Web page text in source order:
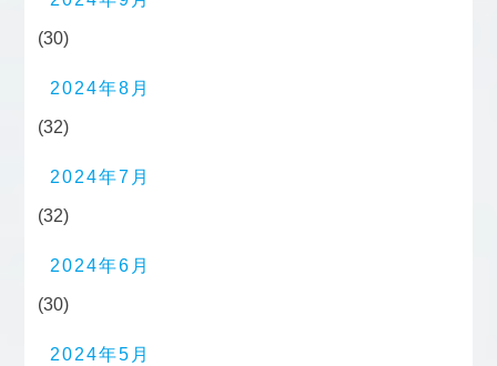
(30)
2024年8月
(32)
2024年7月
(32)
2024年6月
(30)
2024年5月